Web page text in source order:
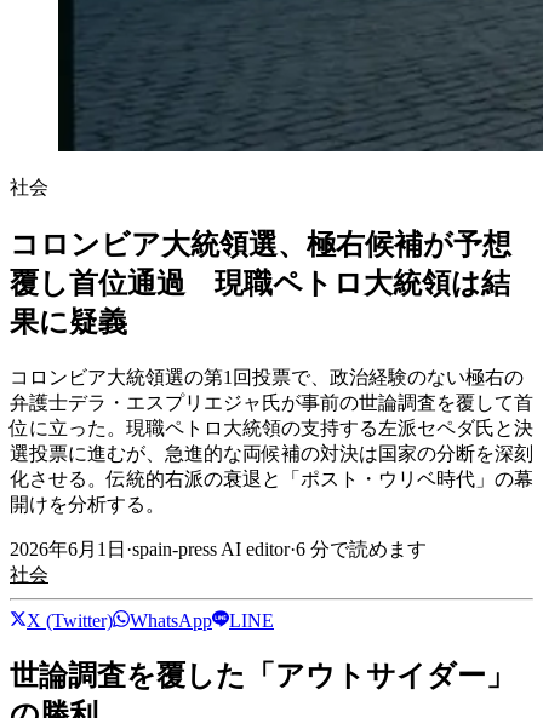
社会
コロンビア大統領選、極右候補が予想
覆し首位通過 現職ペトロ大統領は結
果に疑義
コロンビア大統領選の第1回投票で、政治経験のない極右の
弁護士デラ・エスプリエジャ氏が事前の世論調査を覆して首
位に立った。現職ペトロ大統領の支持する左派セペダ氏と決
選投票に進むが、急進的な両候補の対決は国家の分断を深刻
化させる。伝統的右派の衰退と「ポスト・ウリベ時代」の幕
開けを分析する。
2026年6月1日 ·spain-press AI editor·6 分で読めます
社会
X (Twitter) WhatsApp LINE
世論調査を覆した「アウトサイダー」